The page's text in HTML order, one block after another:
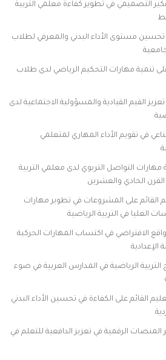
التصميمي في تطوير كفاءة معلمي التربية
تحسين مستوى الأداء البدني والمعرفي لطلاب
على تنمية مهارات التحكيم الرياضي لدى طلاب
القيم القيادية والمسؤولية الاجتماعية لدى
في تقويم الأداء المهاري لمتعلمي
مهارات التواصل التربوي لدى معلمي التربية
الحادي والعشرين
القائم على المشروعات في تطوير مهارات
العليا في التربية الرياضية
الافتراضي في اكتساب المهارات الحركية
الرياضية في المدارس العربية في ضوء
القائم على الكفاءة في تحسين الأداء البدني
المنصات الرقمية في تعزيز الدافعية للتعلم في